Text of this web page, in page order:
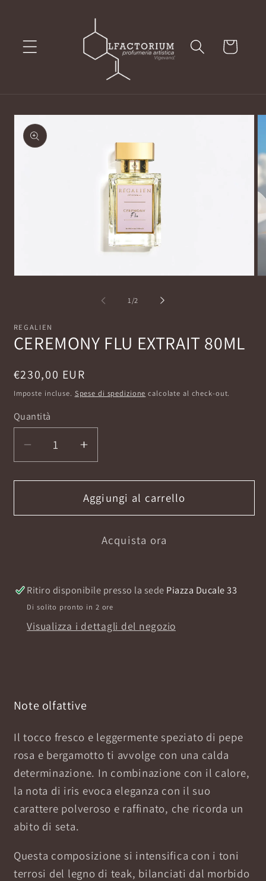
Carrello
Passa alle
informazioni
sul prodotto
finestra
1/su2
REGALIEN
CEREMONY FLU EXTRAIT 80ML
Prezzo
di
€230,00 EUR
Imposte incluse. Spese di spedizione calcolate al check-out.
Quantità
Diminuisci
quantità
per
CEREMONY
FLU
Aumenta
quantità
per
CEREMONY
FLU
80ML
Aggiungi al carrello
Acquista ora
Ritiro disponibile presso la sede Piazza Ducale 33
Di solito pronto in 2 ore
Visualizza i dettagli del negozio
Note olfattive
Il tocco fresco e leggermente speziato di pepe
rosa e bergamotto ti avvolge con una calda
determinazione. In combinazione con il calore,
la nota di iris evoca eleganza con il suo
carattere polveroso e raffinato, che ricorda un
abito di seta.
Questa composizione si intensifica con i toni
terrosi del legno di teak, bilanciati dal morbido